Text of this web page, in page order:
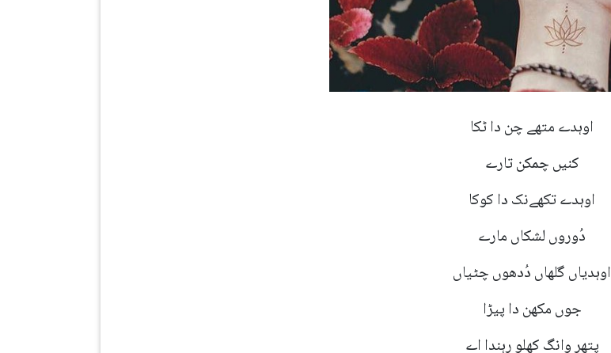
اوہدے متھے چن دا ٹکا
کنیں چمکن تارے
اوہدے تکھےنک دا کوکا
دُوروں لشکاں مارے
اوہدیاں گلھاں دُدھوں چٹیاں
جوں مکھن دا پیڑا
پتھر وانگ کھلو رہندا اے